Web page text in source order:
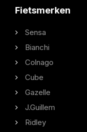
Fietsmerken
Sensa
Bianchi
Colnago
Cube
Gazelle
J.Guillem
Ridley